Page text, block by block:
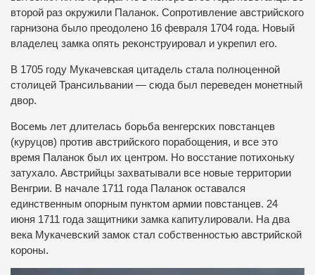
второй раз окружили Паланок. Сопротивление австрийского
гарнизона было преодолено 16 февраля 1704 года. Новый
владелец замка опять реконструировал и укрепил его.
В 1705 году Мукачевская цитадель стала полноценной
столицей Трансильвании — сюда был переведен монетный
двор.
Восемь лет длителась борьба венгерских повстанцев
(куруцов) против австрийского порабощения, и все это
время Паланок был их центром. Но восстание потихоньку
затухало. Австрийцы захватывали все новые территории
Венгрии. В начале 1711 года Паланок оставался
единственным опорным пунктом армии повстанцев. 24
июня 1711 года защитники замка капитулировали. На два
века Мукачевский замок стал собственностью австрийской
короны.